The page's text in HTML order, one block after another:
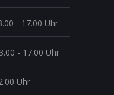
- 17.00 Uhr
- 17.00 Uhr
Uhr